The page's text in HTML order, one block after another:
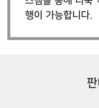
행이 가능합니다.